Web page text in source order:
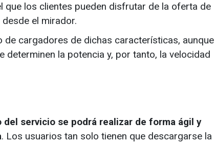
que los clientes pueden disfrutar de la oferta de
el mirador.
cargadores de dichas características, aunque
la potencia y, por tanto, la velocidad
del servicio se podrá realizar de forma ágil y
. Los usuarios tan solo tienen que descargarse la